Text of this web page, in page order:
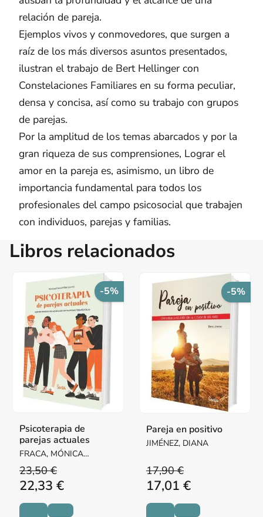
relación de pareja.
Ejemplos vivos y conmovedores, que surgen a
raíz de los más diversos asuntos presentados,
ilustran el trabajo de Bert Hellinger con
Constelaciones Familiares en su forma peculiar,
densa y concisa, así como su trabajo con grupos
de parejas.
Por la amplitud de los temas abarcados y por la
gran riqueza de sus comprensiones, Lograr el
amor en la pareja es, asimismo, un libro de
importancia fundamental para todos los
profesionales del campo psicosocial que trabajen
con individuos, parejas y familias.
Libros relacionados
-5%
Psicoterapia de
parejas actuales
FRACA, MÓNICA
(COORD.)
23,50 €
22,33 €
-5%
Pareja en positivo
JIMÉNEZ, DIANA
17,90 €
17,01 €